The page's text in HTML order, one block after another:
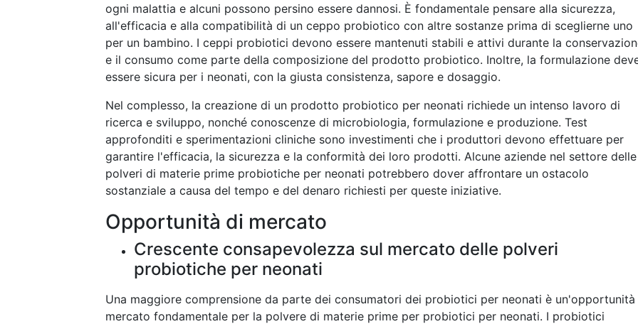
ogni malattia e alcuni possono persino essere dannosi. È fondamentale pensare alla sicurezza,
all'efficacia e alla compatibilità di un ceppo probiotico con altre sostanze prima di sceglierne uno
per un bambino. I ceppi probiotici devono essere mantenuti stabili e attivi durante la
e il consumo come parte della composizione del prodotto probiotico. Inoltre, la formulazione
essere sicura per i neonati, con la giusta consistenza, sapore e dosaggio.
Nel complesso, la creazione di un prodotto probiotico per neonati richiede un intenso lavoro di
ricerca e sviluppo, nonché conoscenze di microbiologia, formulazione e produzione. Test
approfonditi e sperimentazioni cliniche sono investimenti che i produttori devono effettuare per
garantire l'efficacia, la sicurezza e la conformità dei loro prodotti. Alcune aziende nel settore delle
polveri di materie prime probiotiche per neonati potrebbero dover affrontare un ostacolo
sostanziale a causa del tempo e del denaro richiesti per queste iniziative.
Opportunità di mercato
Crescente consapevolezza sul mercato delle polveri
probiotiche per neonati
Una maggiore comprensione da parte dei consumatori dei probiotici per neonati è un'opportunità
mercato fondamentale per la polvere di materie prime per probiotici per neonati. I probiotici